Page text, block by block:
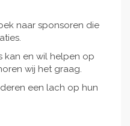
naar sponsoren die
kan en wil helpen op
wij het graag.
een lach op hun